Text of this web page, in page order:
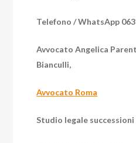
Telefono / WhatsApp
Avvocato Angelica
Bianculli,
Avvocato Roma
Studio legale successioni